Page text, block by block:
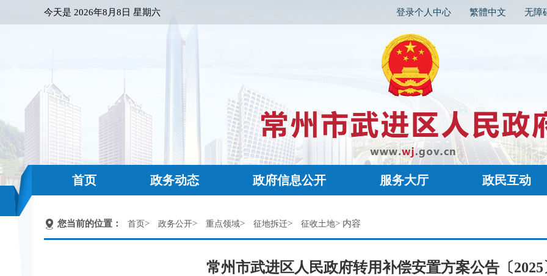
今天是 2026年8月8日 星期六 登录个人中心 繁體中文 无障
首页 政务动态 政府信息公开 服务大厅 政民互动
您当前的位置： 首页> 政务公开> 重点领域> 征地拆迁> 征收土地> 内容
常州市武进区人民政府转用补偿安置方案公告〔2025